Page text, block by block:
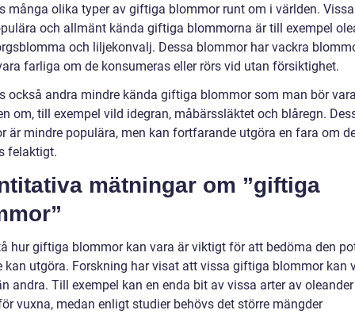
många olika typer av giftiga blommor runt om i världen.
och allmänt kända giftiga blommorna är till exempel
och liljekonvalj. Dessa blommor har vackra
farliga om de konsumeras eller rörs vid utan försiktighet.
också andra mindre kända giftiga blommor som man bör
om, till exempel vild idegran, måbärssläktet och blåregn.
är mindre populära, men kan fortfarande utgöra en fara om
felaktigt.
mätningar om ”giftiga
hur giftiga blommor kan vara är viktigt för att bedöma den
kan utgöra. Forskning har visat att vissa giftiga blommor kan
andra. Till exempel kan en enda bit av vissa arter av
vuxna, medan enligt studier behövs det större mängder